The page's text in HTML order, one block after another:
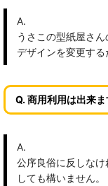
A.
うさこの型紙屋さん
デザインを変更する
Q. 商用利用は出来ま
A.
公序良俗に反しな
しても構いません。